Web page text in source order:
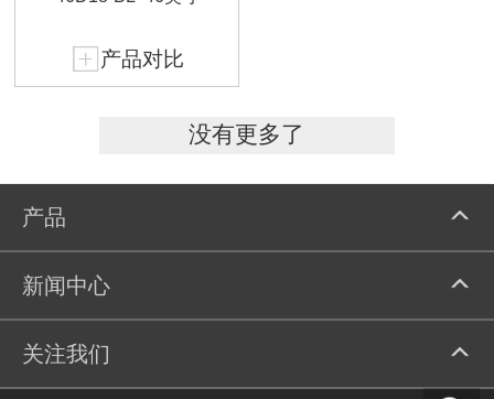
产品对比
没有更多了
产品
新闻中心
关注我们